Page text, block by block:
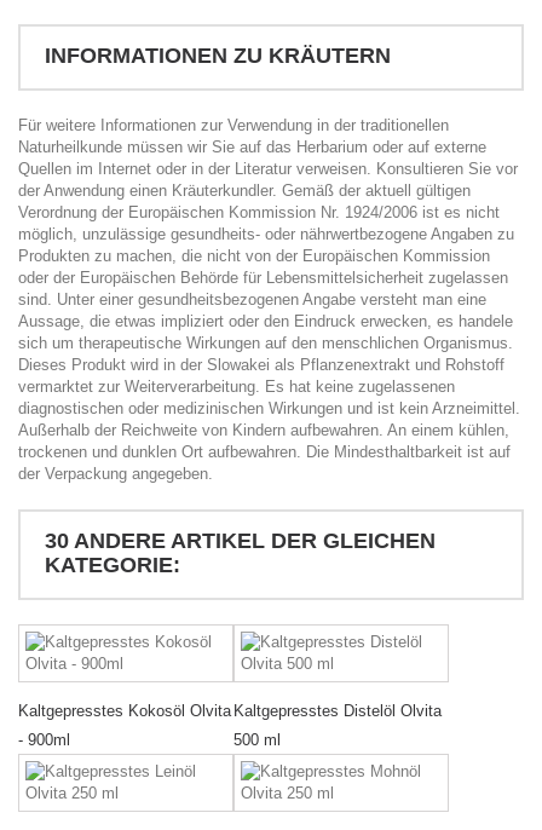
INFORMATIONEN ZU KRÄUTERN
Für weitere Informationen zur Verwendung in der traditionellen
Naturheilkunde müssen wir Sie auf das Herbarium oder auf externe
Quellen im Internet oder in der Literatur verweisen. Konsultieren Sie vor
der Anwendung einen Kräuterkundler. Gemäß der aktuell gültigen
Verordnung der Europäischen Kommission Nr. 1924/2006 ist es nicht
möglich, unzulässige gesundheits- oder nährwertbezogene Angaben zu
Produkten zu machen, die nicht von der Europäischen Kommission
oder der Europäischen Behörde für Lebensmittelsicherheit zugelassen
sind. Unter einer gesundheitsbezogenen Angabe versteht man eine
Aussage, die etwas impliziert oder den Eindruck erwecken, es handele
sich um therapeutische Wirkungen auf den menschlichen Organismus.
Dieses Produkt wird in der Slowakei als Pflanzenextrakt und Rohstoff
vermarktet zur Weiterverarbeitung. Es hat keine zugelassenen
diagnostischen oder medizinischen Wirkungen und ist kein Arzneimittel.
Außerhalb der Reichweite von Kindern aufbewahren. An einem kühlen,
trockenen und dunklen Ort aufbewahren. Die Mindesthaltbarkeit ist auf
der Verpackung angegeben.
30 ANDERE ARTIKEL DER GLEICHEN
KATEGORIE:
Kaltgepresstes Kokosöl Olvita
- 900ml
Kaltgepresstes Distelöl Olvita
500 ml